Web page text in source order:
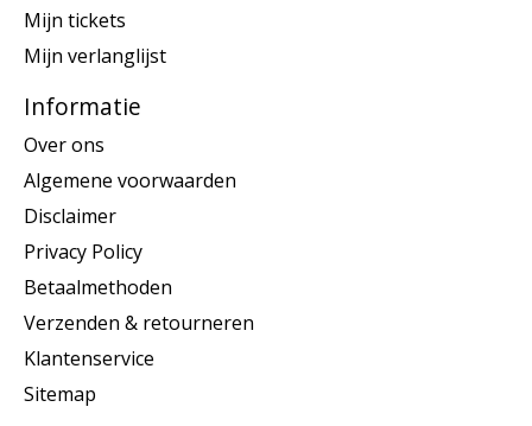
Mijn tickets
Mijn verlanglijst
Informatie
Over ons
Algemene voorwaarden
Disclaimer
Privacy Policy
Betaalmethoden
Verzenden & retourneren
Klantenservice
Sitemap